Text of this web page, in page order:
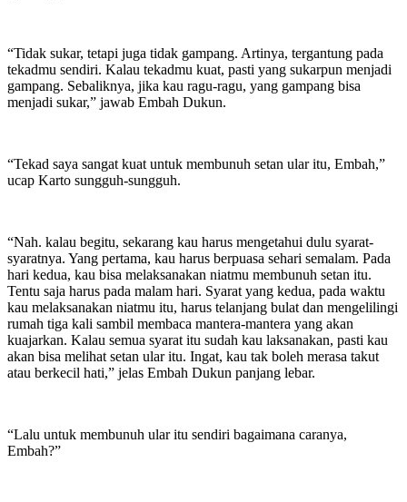
“Tidak sukar, tetapi juga tidak gampang. Artinya, tergantung pada
tekadmu sendiri. Kalau tekadmu kuat, pasti yang sukarpun menjadi
gampang. Sebaliknya, jika kau ragu-ragu, yang gampang bisa
menjadi sukar,” jawab Embah Dukun.
“Tekad saya sangat kuat untuk membunuh setan ular itu, Embah,”
ucap Karto sungguh-sungguh.
“Nah. kalau begitu, sekarang kau harus mengetahui dulu syarat-
syaratnya. Yang pertama, kau harus berpuasa sehari semalam. Pada
hari kedua, kau bisa melaksanakan niatmu membunuh setan itu.
Tentu saja harus pada malam hari. Syarat yang kedua, pada waktu
kau melaksanakan niatmu itu, harus telanjang bulat dan mengelilingi
rumah tiga kali sambil membaca mantera-mantera yang akan
kuajarkan. Kalau semua syarat itu sudah kau laksanakan, pasti kau
akan bisa melihat setan ular itu. Ingat, kau tak boleh merasa takut
atau berkecil hati,” jelas Embah Dukun panjang lebar.
“Lalu untuk membunuh ular itu sendiri bagaimana caranya,
Embah?”